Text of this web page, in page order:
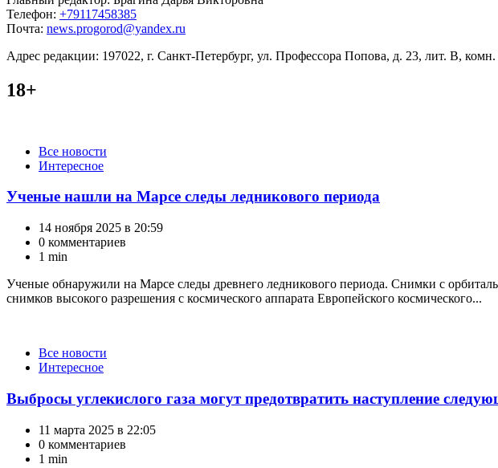
Телефон: +79117458385
Почта: news.progorod@yandex.ru
Адрес редакции: 197022, г. Санкт-Петербург, ул. Профессора Попова, д. 23, лит. В,
18+
КатегорииВсе новости
Интересное
Ученые нашли на Марсе следы ледникового периода
14 ноября 2025 в 20:59
0 комментариев
1 min
Ученые обнаружили на Марсе следы древнего ледникового периода. Снимки с
снимков высокого разрешения с космического аппарата Европейского космического...
КатегорииВсе новости
Интересное
Выбросы углекислого газа могут предотвратить наступление
11 марта 2025 в 22:05
0 комментариев
1 min